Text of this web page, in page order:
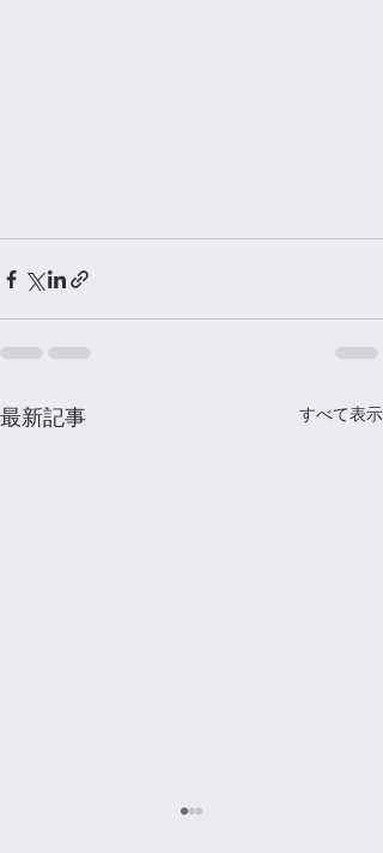
最新記事 すべて表示